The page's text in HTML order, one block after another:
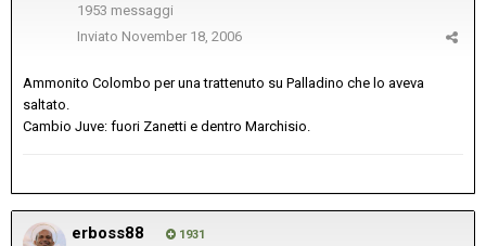
1953 messaggi
Inviato November 18, 2006
Ammonito Colombo per una trattenuto su Palladino che lo aveva
saltato.
Cambio Juve: fuori Zanetti e dentro Marchisio.
erboss88 1931